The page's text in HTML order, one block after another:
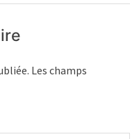
Les champs